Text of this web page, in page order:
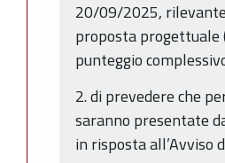
20/09/2025,
proposta progettuale
punteggio
2. di prevedere che
saranno presentate
in risposta all’Avviso